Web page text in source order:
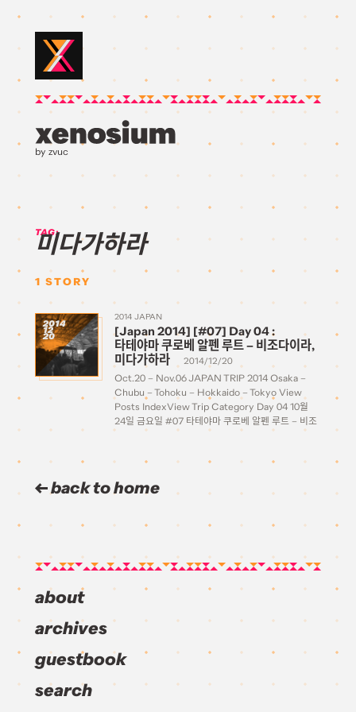
by zvuc
TAG:
미다가하라
1 STORY
2014
12
20
2014 JAPAN
[Japan 2014] [#07] Day 04 :
타테야마 쿠로베 알펜 루트 – 비조다이라,
미다가하라
2014/12/20
Oct.20 – Nov.06 JAPAN TRIP 2014 Osaka –
Chubu – Tohoku – Hokkaido – Tokyo View
Posts IndexView Trip Category Day 04 10월
24일 금요일 #07 타테야마 쿠로베 알펜 루트 – 비조
back to home
about
archives
guestbook
search